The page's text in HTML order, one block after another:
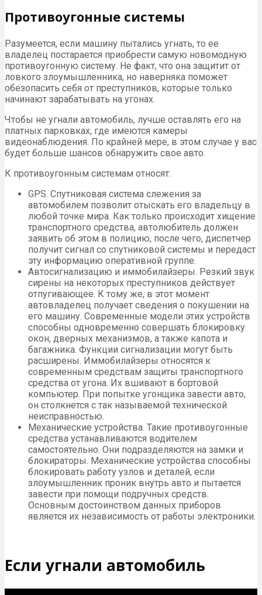
Противоугонные системы
Разумеется, если машину пытались угнать, то ее
владелец постарается приобрести самую новомодную
противоугонную систему. Не факт, что она защитит от
ловкого злоумышленника, но наверняка поможет
обезопасить себя от преступников, которые только
начинают зарабатывать на угонах.
Чтобы не угнали автомобиль, лучше оставлять его на
платных парковках, где имеются камеры
видеонаблюдения. По крайней мере, в этом случае у вас
будет больше шансов обнаружить свое авто.
К противоугонным системам относят:
GPS. Спутниковая система слежения за
автомобилем позволит отыскать его владельцу в
любой точке мира. Как только происходит хищение
транспортного средства, автолюбитель должен
заявить об этом в полицию, после чего, диспетчер
получит сигнал со спутниковой системы и передаст
эту информацию оперативной группе.
Автосигнализацию и иммобилайзеры. Резкий звук
сирены на некоторых преступников действует
отпугивающее. К тому же, в этот момент
автовладелец получает сведения о покушении на
его машину. Современные модели этих устройств
способны одновременно совершать блокировку
окон, дверных механизмов, а также капота и
багажника. Функции сигнализации могут быть
расширены. Иммобилайзеры относятся к
современным средствам защиты транспортного
средства от угона. Их вшивают в бортовой
компьютер. При попытке угонщика завести авто,
он столкнется с так называемой технической
неисправностью.
Механические устройства. Такие противоугонные
средства устанавливаются водителем
самостоятельно. Они подразделяются на замки и
блокираторы. Механические устройства способны
блокировать работу узлов и деталей, если
злоумышленник проник внутрь авто и пытается
завести при помощи подручных средств.
Основным достоинством данных приборов
является их независимость от работы электроники.
Если угнали автомобиль